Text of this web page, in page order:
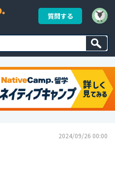
質問する
2024/09/26 00:00